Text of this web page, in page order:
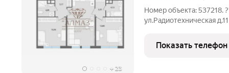
+ 23
Номер объекта: 537218.
ул.Радиотехническая д.11 Евро-3ку квартира
Показать телефон